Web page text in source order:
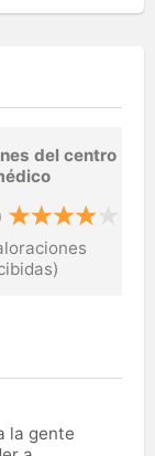
del centro
la gente